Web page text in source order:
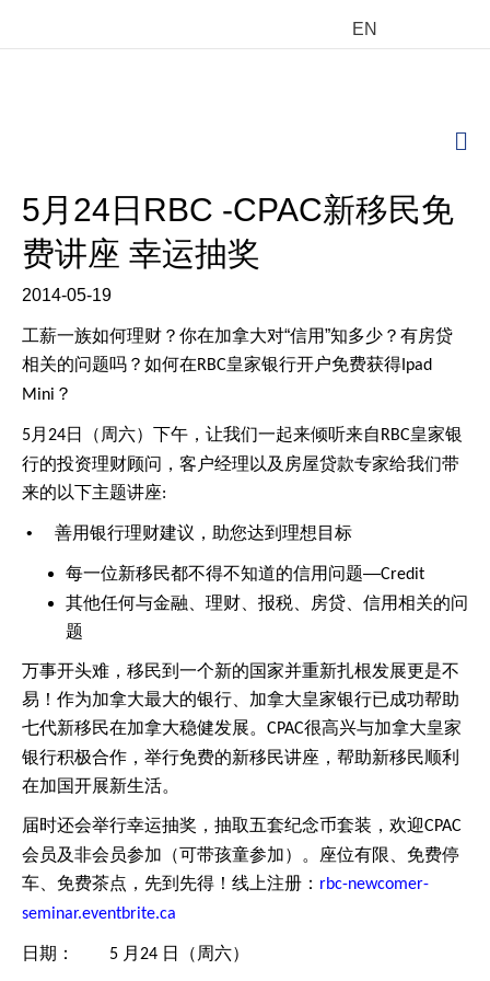
EN
5月24日RBC -CPAC新移民免
费讲座 幸运抽奖
2014-05-19
工薪一族如何理财？你在加拿大对“信用”知多少？有房贷
相关的问题吗？如何在RBC皇家银行开户免费获得 Ipad
Mini ？
5月 24日（周六）下午，让我们一起来倾听来自 RBC皇家银
行的投资理财顾问，客户经理以及房屋贷款专家给我们带
来的以下主题讲座:
• 善用银行理财建议，助您达到理想目标
每一位新移民都不得不知道的信用问题—Credit
其他任何与金融、理财、报税、房贷、信用相关的问
题
万事开头难，移民到一个新的国家并重新扎根发展更是不
易！作为加拿大最大的银行、加拿大皇家银行已成功帮助
七代新移民在加拿大稳健发展。 CPAC很高兴与加拿大皇家
银行积极合作，举行免费的新移民讲座，帮助新移民顺利
在加国开展新生活。
届时还会举行幸运抽奖，抽取五套纪念币套装，欢迎CPAC
会员及非会员参加（可带孩童参加）。座位有限、免费停
车、免费茶点，先到先得！线上注册： rbc-newcomer-
seminar.eventbrite.ca
日期： 5 月 24 日（周六）